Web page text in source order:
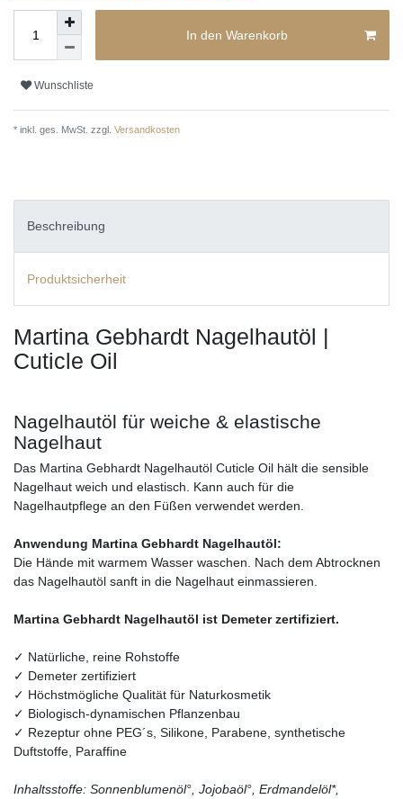
In den Warenkorb
Wunschliste
* inkl. ges. MwSt. zzgl. Versandkosten
Beschreibung
Produktsicherheit
Martina Gebhardt Nagelhautöl |
Cuticle Oil
Nagelhautöl für weiche & elastische
Nagelhaut
Das Martina Gebhardt Nagelhautöl Cuticle Oil hält die sensible
Nagelhaut weich und elastisch. Kann auch für die
Nagelhautpflege an den Füßen verwendet werden.
Anwendung Martina Gebhardt Nagelhautöl:
Die Hände mit warmem Wasser waschen. Nach dem Abtrocknen
das Nagelhautöl sanft in die Nagelhaut einmassieren.
Martina Gebhardt Nagelhautöl ist Demeter zertifiziert.
✓ Natürliche, reine Rohstoffe
✓ Demeter zertifiziert
✓ Höchstmögliche Qualität für Naturkosmetik
✓ Biologisch-dynamischen Pflanzenbau
✓ Rezeptur ohne PEG´s, Silikone, Parabene, synthetische
Duftstoffe, Paraffine
Inhaltsstoffe: Sonnenblumenöl°, Jojobaöl°, Erdmandelöl*,